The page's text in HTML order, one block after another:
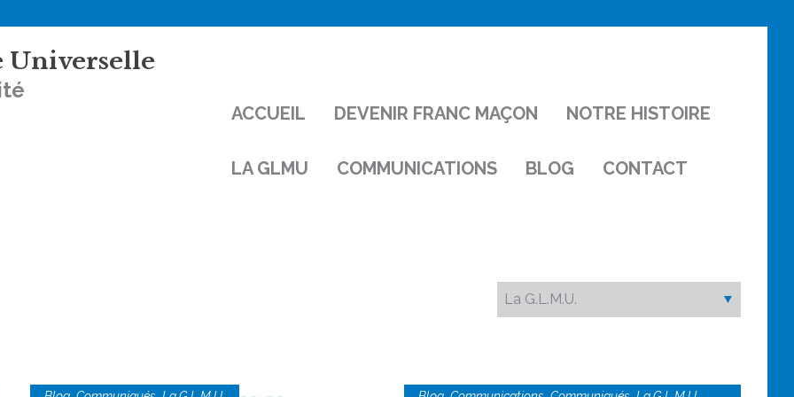
Universelle
ACCUEIL DEVENIR FRANC MAÇON NOTRE HISTOIRE
LA GLMU COMMUNICATIONS BLOG CONTACT